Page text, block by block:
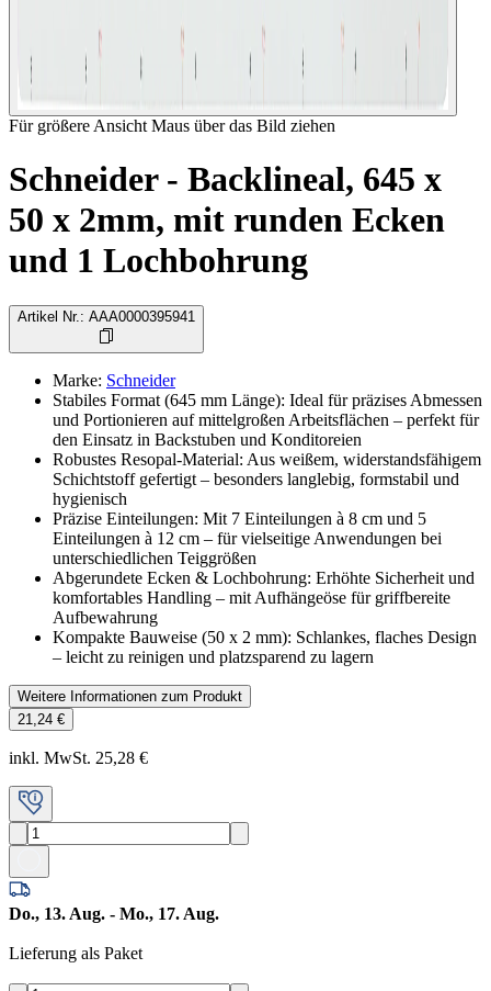
Für größere Ansicht Maus über das Bild ziehen
Schneider - Backlineal, 645 x
50 x 2mm, mit runden Ecken
und 1 Lochbohrung
Artikel Nr. : AAA0000395941
Marke: Schneider
Stabiles Format (645 mm Länge): Ideal für präzises Abmessen
und Portionieren auf mittelgroßen Arbeitsflächen – perfekt für
den Einsatz in Backstuben und Konditoreien
Robustes Resopal-Material: Aus weißem, widerstandsfähigem
Schichtstoff gefertigt – besonders langlebig, formstabil und
hygienisch
Präzise Einteilungen: Mit 7 Einteilungen à 8 cm und 5
Einteilungen à 12 cm – für vielseitige Anwendungen bei
unterschiedlichen Teiggrößen
Abgerundete Ecken & Lochbohrung: Erhöhte Sicherheit und
komfortables Handling – mit Aufhängeöse für griffbereite
Aufbewahrung
Kompakte Bauweise (50 x 2 mm): Schlankes, flaches Design
– leicht zu reinigen und platzsparend zu lagern
Weitere Informationen zum Produkt
21,24 €
inkl. MwSt. 25,28 €
Do., 13. Aug. - Mo., 17. Aug.
Lieferung als Paket